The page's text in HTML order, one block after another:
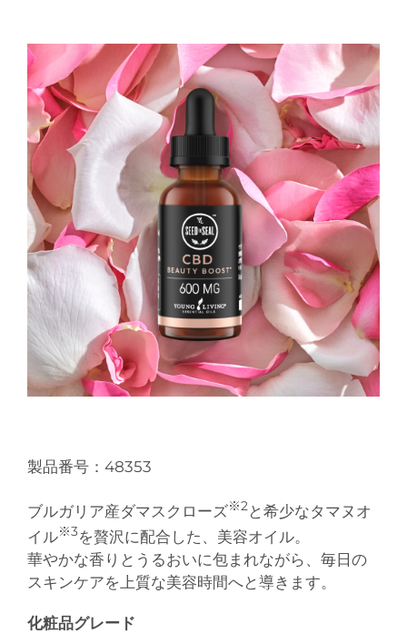
製品番号：48353
ブルガリア産ダマスクローズ※2と希少なタマヌオ
イル※3を贅沢に配合した、美容オイル。
華やかな香りとうるおいに包まれながら、毎日の
スキンケアを上質な美容時間へと導きます。
化粧品グレード